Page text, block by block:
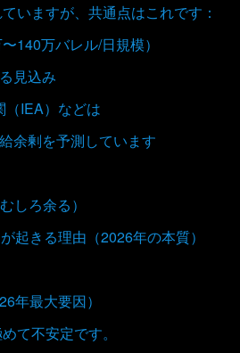
いますが、共通点はこれです：
140万バレル/日規模）
見込み
IEA）などは
余剰を予測しています
しろ余る）
起きる理由（2026年の本質）
年最大要因）
て不安定です。